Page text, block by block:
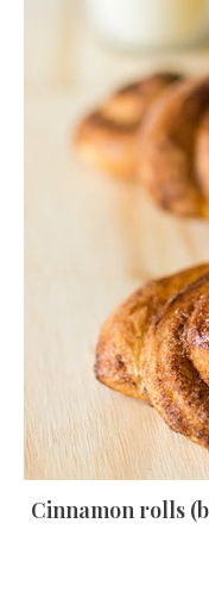
Cinnamon rolls